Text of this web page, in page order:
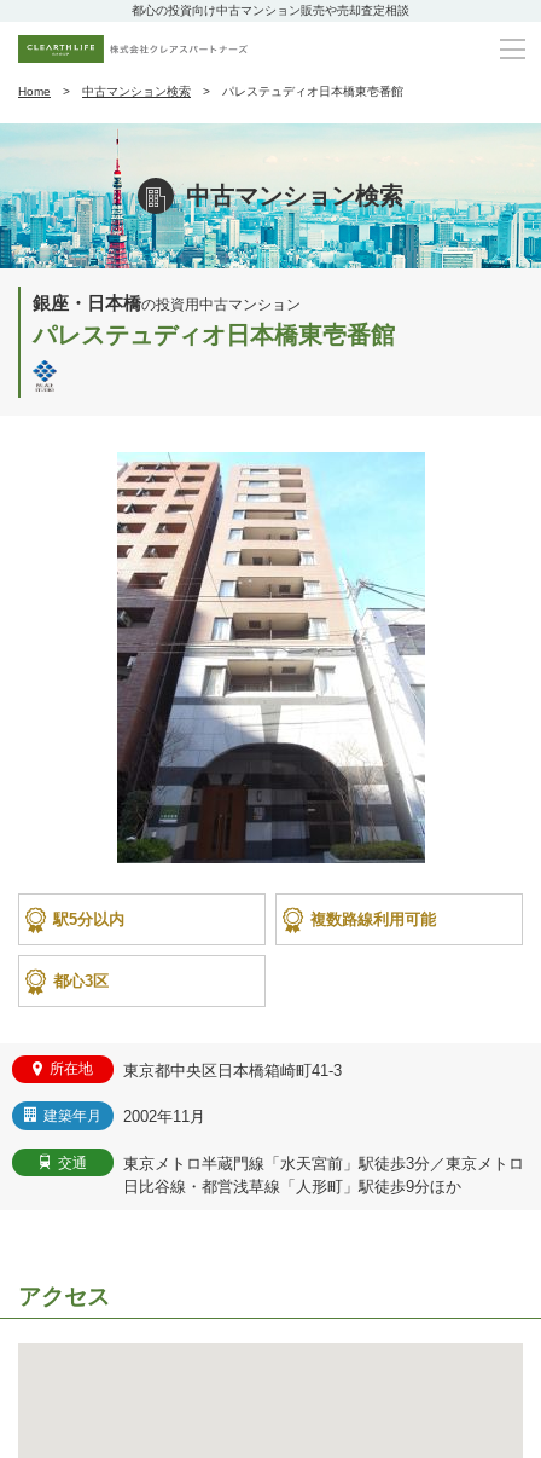
都心の投資向け中古マンション販売や売却査定相談
Home 中古マンション検索 パレステュディオ日本橋東壱番館
中古マンション検索
銀座・日本橋の投資用中古マンション
パレステュディオ日本橋東壱番館
駅5分以内 複数路線利用可能
都心3区
所在地 東京都中央区日本橋箱崎町41-3
建築年月 2002年11月
交通
東京メトロ半蔵門線「水天宮前」駅徒歩3分／東京メトロ
日比谷線・都営浅草線「人形町」駅徒歩9分ほか
アクセス